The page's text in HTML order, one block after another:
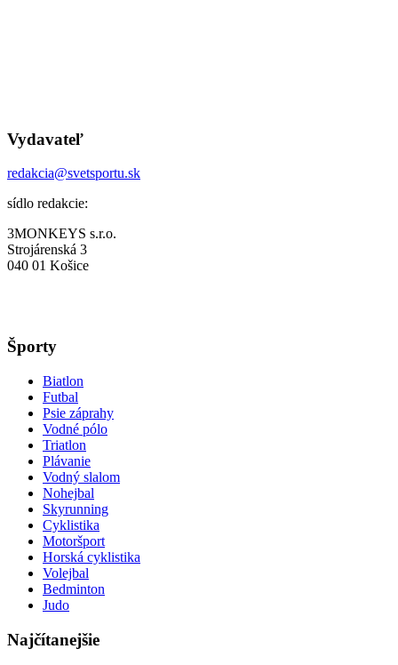
Vydavateľ
redakcia@svetsportu.sk
sídlo redakcie:
3MONKEYS s.r.o.
Strojárenská 3
040 01 Košice
Športy
Biatlon
Futbal
Psie záprahy
Vodné pólo
Triatlon
Plávanie
Vodný slalom
Nohejbal
Skyrunning
Cyklistika
Motoršport
Horská cyklistika
Volejbal
Bedminton
Judo
Najčítanejšie